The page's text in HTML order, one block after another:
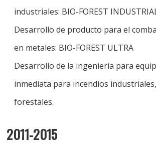
industriales: BIO-FOREST
Desarrollo de producto para el
en metales: BIO-FOREST ULTRA
Desarrollo de la ingeniería para
inmediata para incendios
forestales.
2011-2015